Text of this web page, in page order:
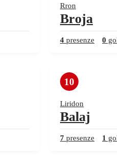
Rron
Broja
4 presenze 0
10
Liridon
Balaj
7 presenze 1